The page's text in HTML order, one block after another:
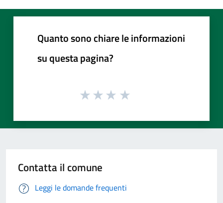
Quanto sono chiare le informazioni
su questa pagina?
Contatta il comune
Leggi le domande frequenti